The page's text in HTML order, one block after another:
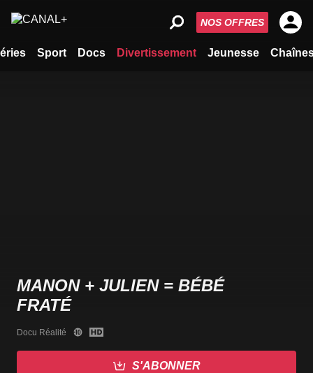
Sport Docs Divertissement Jeunesse
NOS OFFRES
MANON + JULIEN = BÉBÉ
FRATÉ
Docu Réalité
S'ABONNER